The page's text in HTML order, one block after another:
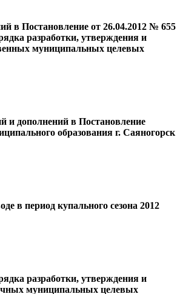
в Постановление от 26.04.2012 № 655
разработки, утверждения и
муниципальных целевых
и дополнений в Постановление
образования г. Саяногорск
в период купального сезона 2012
разработки, утверждения и
муниципальных целевых